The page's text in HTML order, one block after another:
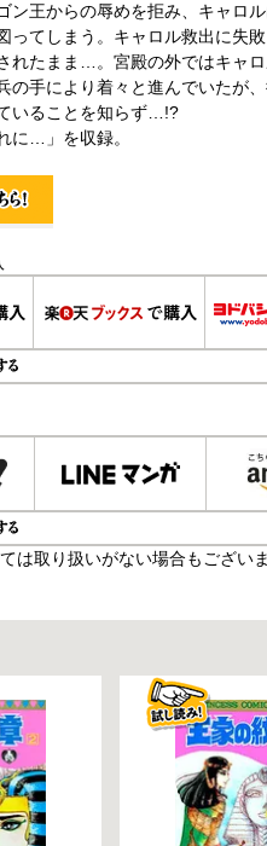
ン王からの辱めを拒み、キャロ
ってしまう。キャロル救出に失
れたまま…。宮殿の外ではキャ
の手により着々と進んでいたが
いることを知らず…!?
に…」を収録。
は取り扱いがない場合もござい